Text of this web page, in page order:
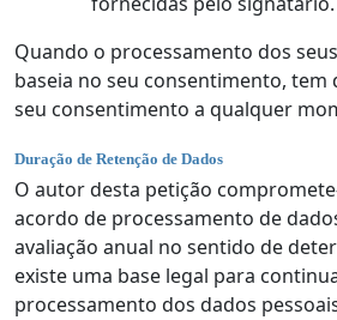
Quando o processamento dos
baseia no seu consentimento,
seu consentimento a qualquer
Duração de Retenção de Dados
O autor desta petição
acordo de processamento de
avaliação anual no sentido de
existe uma base legal para
processamento dos dados